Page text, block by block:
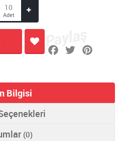
Bilgisi
(0)